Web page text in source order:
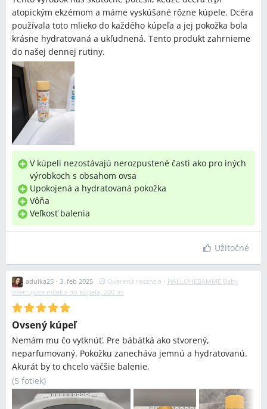
atopickým ekzémom a máme vyskúšané rôzne kúpele. Dcéra
používala toto mlieko do každého kúpeľa a jej pokožka bola
krásne hydratovaná a ukľudnená. Tento produkt zahrnieme
do našej dennej rutiny.
V kúpeli nezostávajú nerozpustené časti ako pro iných
výrobkoch s obsahom ovsa
Upokojená a hydratovaná pokožka
Vôňa
Veľkosť balenia
Užitočné
adulka25 • 3. feb 2025 Overená recenzia • HALLOHEBAMME Baby
ošetrujúce mlieko do kúpeľa, 200 ml
Ovsený kúpeľ
Nemám mu čo vytknúť. Pre bábätká ako stvorený,
neparfumovaný. Pokožku zanecháva jemnú a hydratovanú.
Akurát by to chcelo väčšie balenie.
(5 fotiek)